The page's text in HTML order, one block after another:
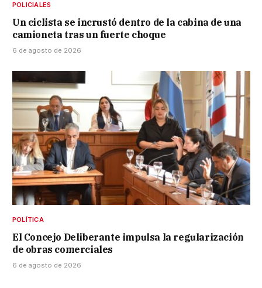
POLICIALES
Un ciclista se incrustó dentro de la cabina de una
camioneta tras un fuerte choque
6 de agosto de 2026
POLÍTICA
El Concejo Deliberante impulsa la regularización
de obras comerciales
6 de agosto de 2026